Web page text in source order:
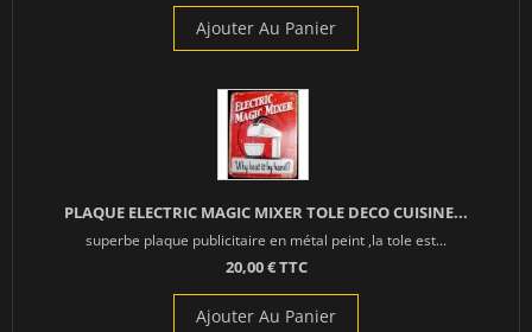
Ajouter Au Panier
PLAQUE ELECTRIC MAGIC MIXER TOLE DECO CUISINE...
superbe plaque publicitaire en métal peint ,la tole est...
20,00 € TTC
Ajouter Au Panier